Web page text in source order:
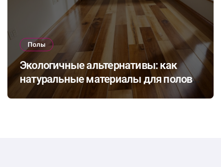
Полы
Экологичные альтернативы: как
натуральные материалы для полов
влияют на здоровье и комфорт в